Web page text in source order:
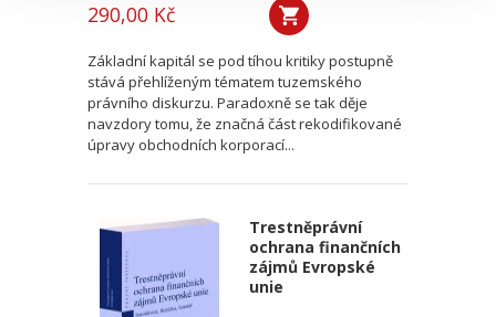
290,00 Kč
Základní kapitál se pod tíhou kritiky postupně
stává přehlíženým tématem tuzemského
právního diskurzu. Paradoxně se tak děje
navzdory tomu, že značná část rekodifikované
úpravy obchodních korporací...
Trestněprávní
ochrana finančních
zájmů Evropské
unie